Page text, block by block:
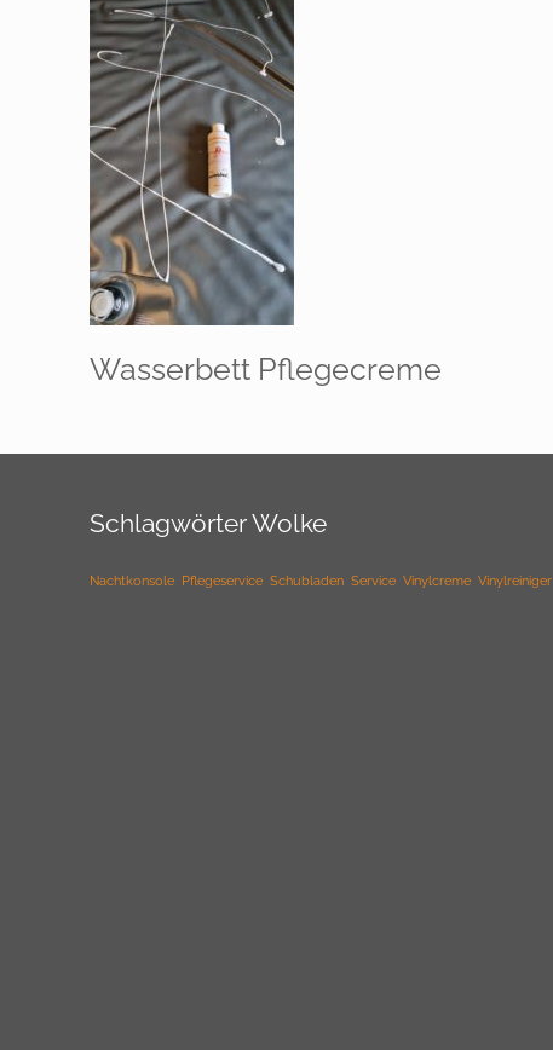
Wasserbett Pflegecreme
Schlagwörter Wolke
Nachtkonsole Pflegeservice Schubladen Service Vinylcreme Vinylreiniger